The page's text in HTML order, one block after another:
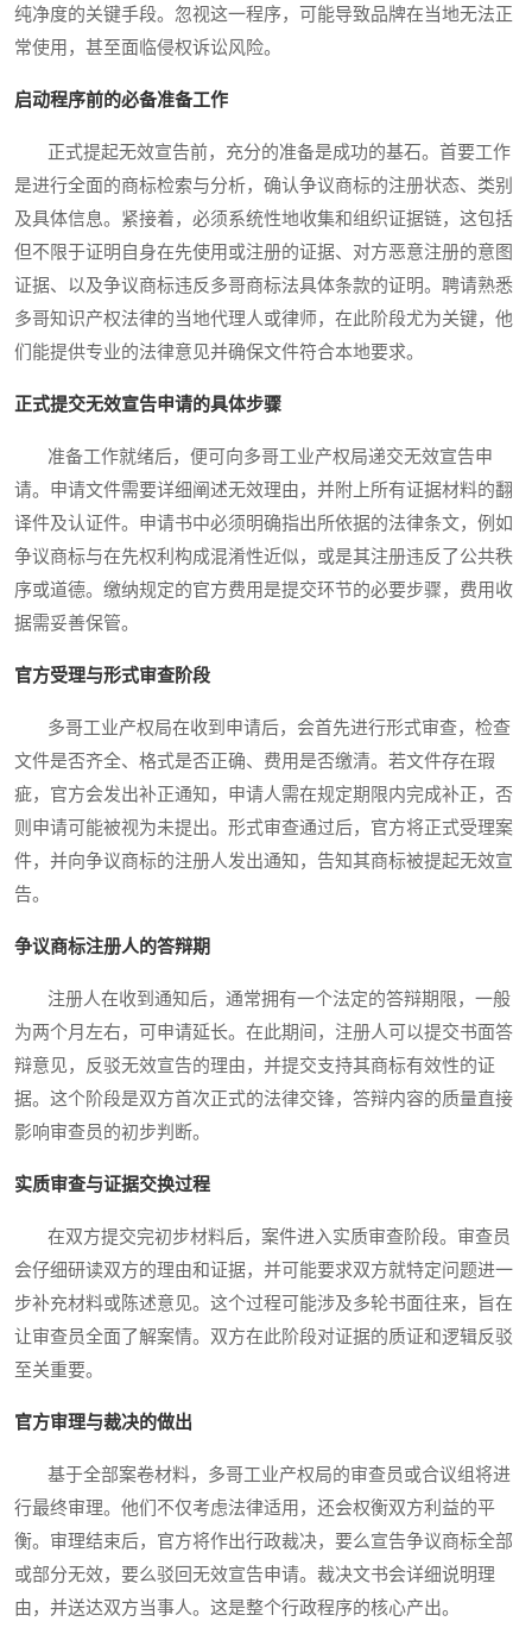
纯净度的关键手段。忽视这一程序，可能导致品牌在当地无法正
常使用，甚至面临侵权诉讼风险。
启动程序前的必备准备工作
正式提起无效宣告前，充分的准备是成功的基石。首要工作
是进行全面的商标检索与分析，确认争议商标的注册状态、类别
及具体信息。紧接着，必须系统性地收集和组织证据链，这包括
但不限于证明自身在先使用或注册的证据、对方恶意注册的意图
证据、以及争议商标违反多哥商标法具体条款的证明。聘请熟悉
多哥知识产权法律的当地代理人或律师，在此阶段尤为关键，他
们能提供专业的法律意见并确保文件符合本地要求。
正式提交无效宣告申请的具体步骤
准备工作就绪后，便可向多哥工业产权局递交无效宣告申
请。申请文件需要详细阐述无效理由，并附上所有证据材料的翻
译件及认证件。申请书中必须明确指出所依据的法律条文，例如
争议商标与在先权利构成混淆性近似，或是其注册违反了公共秩
序或道德。缴纳规定的官方费用是提交环节的必要步骤，费用收
据需妥善保管。
官方受理与形式审查阶段
多哥工业产权局在收到申请后，会首先进行形式审查，检查
文件是否齐全、格式是否正确、费用是否缴清。若文件存在瑕
疵，官方会发出补正通知，申请人需在规定期限内完成补正，否
则申请可能被视为未提出。形式审查通过后，官方将正式受理案
件，并向争议商标的注册人发出通知，告知其商标被提起无效宣
告。
争议商标注册人的答辩期
注册人在收到通知后，通常拥有一个法定的答辩期限，一般
为两个月左右，可申请延长。在此期间，注册人可以提交书面答
辩意见，反驳无效宣告的理由，并提交支持其商标有效性的证
据。这个阶段是双方首次正式的法律交锋，答辩内容的质量直接
影响审查员的初步判断。
实质审查与证据交换过程
在双方提交完初步材料后，案件进入实质审查阶段。审查员
会仔细研读双方的理由和证据，并可能要求双方就特定问题进一
步补充材料或陈述意见。这个过程可能涉及多轮书面往来，旨在
让审查员全面了解案情。双方在此阶段对证据的质证和逻辑反驳
至关重要。
官方审理与裁决的做出
基于全部案卷材料，多哥工业产权局的审查员或合议组将进
行最终审理。他们不仅考虑法律适用，还会权衡双方利益的平
衡。审理结束后，官方将作出行政裁决，要么宣告争议商标全部
或部分无效，要么驳回无效宣告申请。裁决文书会详细说明理
由，并送达双方当事人。这是整个行政程序的核心产出。